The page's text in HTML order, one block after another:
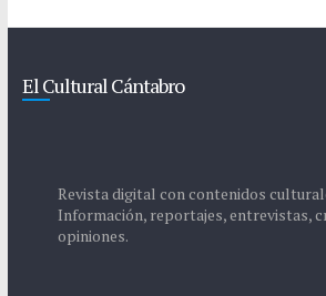
El Cultural Cántabro
Revista digital con contenidos
Información, reportajes, entrevistas,
opiniones.